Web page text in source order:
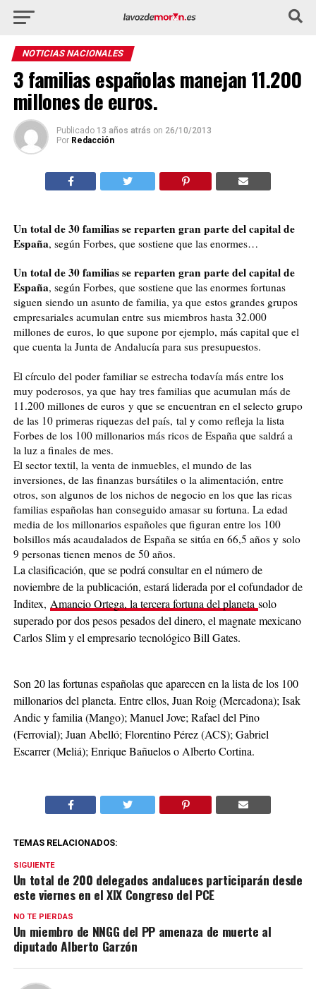
NOTICIAS NACIONALES
3 familias españolas manejan 11.200
millones de euros.
Publicado 13 años atrás on 26/10/2013
Por Redacción
Un total de 30 familias se reparten gran parte del capital de
España, según Forbes, que sostiene que las enormes…
Un total de 30 familias se reparten gran parte del capital de
España, según Forbes, que sostiene que las enormes fortunas
siguen siendo un asunto de familia, ya que estos grandes grupos
empresariales acumulan entre sus miembros hasta 32.000
millones de euros, lo que supone por ejemplo, más capital que el
que cuenta la Junta de Andalucía para sus presupuestos.
El círculo del poder familiar se estrecha todavía más entre los
muy poderosos, ya que hay tres familias que acumulan más de
11.200 millones de euros y que se encuentran en el selecto grupo
de las 10 primeras riquezas del país, tal y como refleja la lista
Forbes de los 100 millonarios más ricos de España que saldrá a
la luz a finales de mes.
El sector textil, la venta de inmuebles, el mundo de las
inversiones, de las finanzas bursátiles o la alimentación, entre
otros, son algunos de los nichos de negocio en los que las ricas
familias españolas han conseguido amasar su fortuna. La edad
media de los millonarios españoles que figuran entre los 100
bolsillos más acaudalados de España se sitúa en 66,5 años y solo
9 personas tienen menos de 50 años.
La clasificación, que se podrá consultar en el número de
noviembre de la publicación, estará liderada por el cofundador de
Inditex, Amancio Ortega, la tercera fortuna del planeta solo
superado por dos pesos pesados del dinero, el magnate mexicano
Carlos Slim y el empresario tecnológico Bill Gates.
Son 20 las fortunas españolas que aparecen en la lista de los 100
millonarios del planeta. Entre ellos, Juan Roig (Mercadona); Isak
Andic y familia (Mango); Manuel Jove; Rafael del Pino
(Ferrovial); Juan Abelló; Florentino Pérez (ACS); Gabriel
Escarrer (Meliá); Enrique Bañuelos o Alberto Cortina.
TEMAS RELACIONADOS:
SIGUIENTE
Un total de 200 delegados andaluces participarán desde
este viernes en el XIX Congreso del PCE
NO TE PIERDAS
Un miembro de NNGG del PP amenaza de muerte al
diputado Alberto Garzón